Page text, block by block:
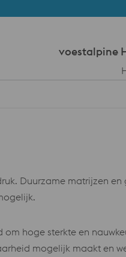
voestalpine
Duurzame matrijzen
hoge sterkte en
mogelijk maakt en